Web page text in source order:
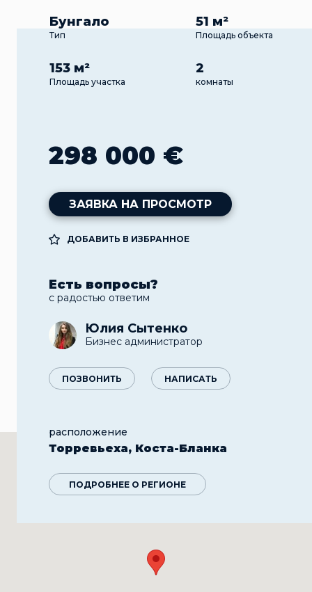
Бунгало
Тип
51 м²
Площадь объекта
153 м²
Площадь участка
2
комнаты
298 000 €
ЗАЯВКА НА ПРОСМОТР
ДОБАВИТЬ В ИЗБРАННОЕ
Есть вопросы?
с радостью ответим
Юлия Сытенко
Бизнес администратор
ПОЗВОНИТЬ НАПИСАТЬ
расположение
Торревьеха, Коста-Бланка
ПОДРОБНЕЕ О РЕГИОНЕ